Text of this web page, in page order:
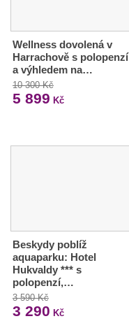
Wellness dovolená v
Harrachově s polopenzí
a výhledem na…
10 300 Kč
5 899 Kč
Beskydy poblíž
aquaparku: Hotel
Hukvaldy *** s
polopenzí,…
3 590 Kč
3 290 Kč